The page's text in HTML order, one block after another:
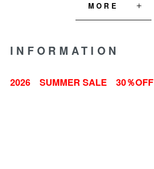
MORE
INFORMATION
2026 SUMMER SALE 30％OFF